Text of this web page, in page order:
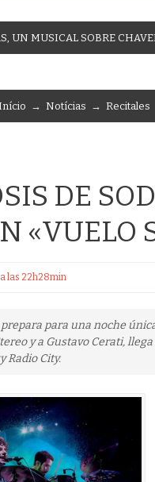
S, UN MUSICAL SOBRE CHAVE
→ Notícias → Recitales
DE
«VUELO
las 22h28min
para una noche
y a Gustavo Cerati,
Radio City.